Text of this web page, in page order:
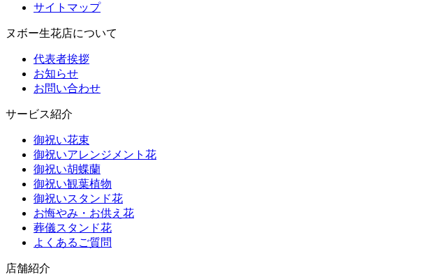
サイトマップ
ヌボー生花店について
代表者挨拶
お知らせ
お問い合わせ
サービス紹介
御祝い花束
御祝いアレンジメント花
御祝い胡蝶蘭
御祝い観葉植物
御祝いスタンド花
お悔やみ・お供え花
葬儀スタンド花
よくあるご質問
店舗紹介